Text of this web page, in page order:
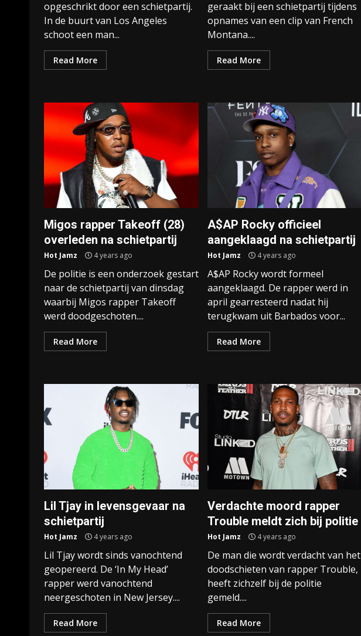
opgeschrikt door een schietpartij.
In de buurt van Los Angeles
schoot een man...
Read More
geraakt bij een schietpartij tijdens
opnames van een clip van French
Montana....
Read More
Migos rapper Takeoff (28)
overleden na schietpartij
Hot Jamz 4 years ago
De politie is een onderzoek gestart
naar de schietpartij van dinsdag
waarbij Migos rapper Takeoff
werd doodgeschoten....
Read More
A$AP Rocky officieel
aangeklaagd na schietpartij
Hot Jamz 4 years ago
A$AP Rocky wordt formeel
aangeklaagd. De rapper werd in
april gearresteerd nadat hij
terugkwam uit Barbados voor...
Read More
Lil Tjay in levensgevaar na
schietpartij
Hot Jamz 4 years ago
Lil Tjay wordt sinds vanochtend
geopereerd. De ‘In My Head’
rapper werd vanochtend
neergeschoten in New Jersey....
Read More
Verdachte moord rapper
Trouble meldt zich bij politie
Hot Jamz 4 years ago
De man die wordt verdacht van het
doodschieten van rapper Trouble,
heeft zichzelf bij de politie
gemeld....
Read More